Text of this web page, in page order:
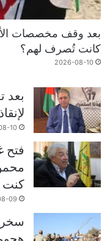
بعد وقف مخصصات
كانت تُصرف لهم؟
2026-08-10
بعد
10
فتح
كنت
09